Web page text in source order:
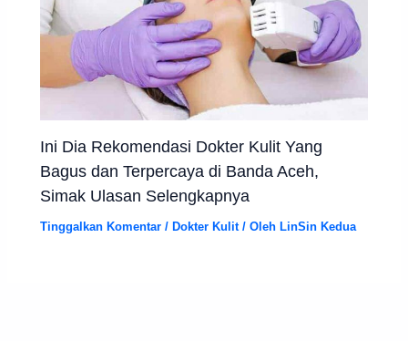
Ini Dia Rekomendasi Dokter Kulit Yang
Bagus dan Terpercaya di Banda Aceh,
Simak Ulasan Selengkapnya
Tinggalkan Komentar / Dokter Kulit/ Oleh LinSin Kedua